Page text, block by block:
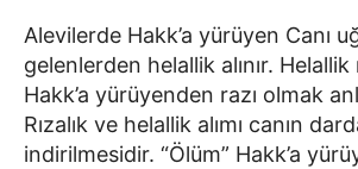
Alevilerde Hakk’a yürüyen Canı
gelenlerden helallik alınır. Helallik
Hakk’a yürüyenden razı olmak
Rızalık ve helallik alımı canın
indirilmesidir. “Ölüm” Hakk’a